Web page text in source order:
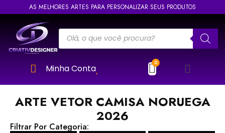
AS MELHORES ARTES PARA PERSONALIZAR SEUS PRODUTOS
Minha Conta
ARTE VETOR CAMISA NORUEGA
2026
Filtrar Por Categoria: